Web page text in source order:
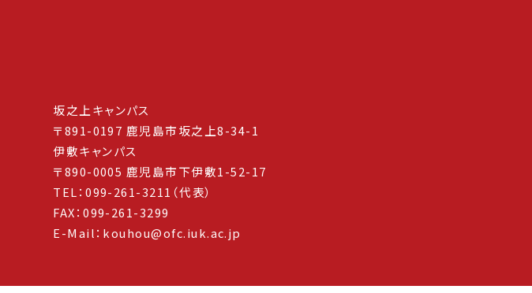
坂之上キャンパス
〒891-0197 鹿児島市坂之上8-34-1
伊敷キャンパス
〒890-0005 鹿児島市下伊敷1-52-17
TEL：099-261-3211（代表）
FAX：099-261-3299
E-Mail：kouhou@ofc.iuk.ac.jp